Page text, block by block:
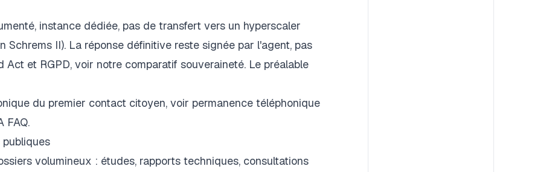
instance dédiée, pas de transfert vers un hyperscaler
Schrems II). La réponse définitive reste signée par l'agent, pas
Act et RGPD, voir notre comparatif souveraineté. Le préalable
du premier contact citoyen, voir permanence téléphonique
FAQ.
volumineux : études, rapports techniques, consultations